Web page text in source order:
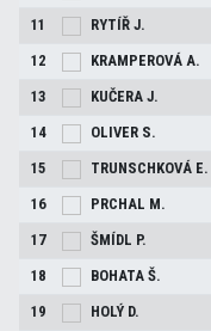
11
RYTÍŘ J.
12
KRAMPEROVÁ A.
13
KUČERA J.
14
OLIVER S.
15
TRUNSCHKOVÁ E.
16
PRCHAL M.
17
ŠMÍDL P.
18
BOHATA Š.
19
HOLÝ D.